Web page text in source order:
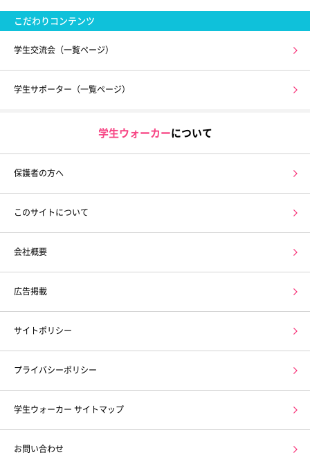
こだわりコンテンツ
学生交流会（一覧ページ）
学生サポーター（一覧ページ）
学生ウォーカーについて
保護者の方へ
このサイトについて
会社概要
広告掲載
サイトポリシー
プライバシーポリシー
学生ウォーカー サイトマップ
お問い合わせ